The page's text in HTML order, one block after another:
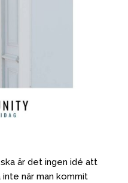
är det ingen idé att
inte när man kommit